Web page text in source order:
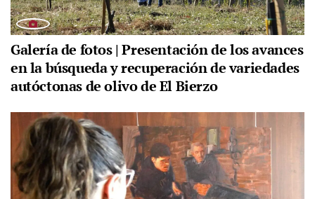
Galería de fotos | Presentación de los avances
en la búsqueda y recuperación de variedades
autóctonas de olivo de El Bierzo